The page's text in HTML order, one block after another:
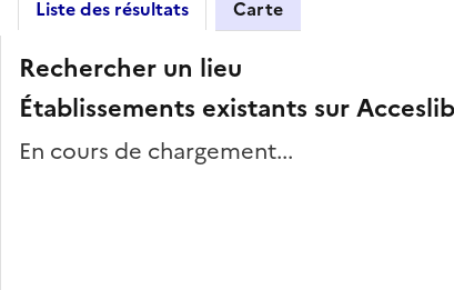
Liste des résultats Carte
Rechercher un lieu
Établissements existants sur
En cours de chargement...